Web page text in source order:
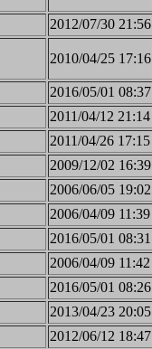
2012/07/30 21:56
2010/04/25 17:16
2016/05/01 08:37
2011/04/12 21:14
2011/04/26 17:15
2009/12/02 16:39
2006/06/05 19:02
2006/04/09 11:39
2016/05/01 08:31
2006/04/09 11:42
2016/05/01 08:26
2013/04/23 20:05
2012/06/12 18:47